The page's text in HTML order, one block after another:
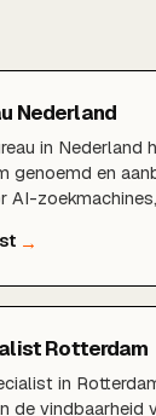
Nederland
in Nederland
genoemd en
AI-
Rotterdam
in
de vindbaarheid